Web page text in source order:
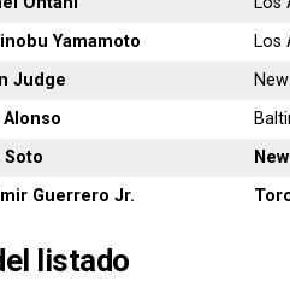
Yamamoto
Los
Judge
Alonso
Soto
Guerrero Jr.
listado